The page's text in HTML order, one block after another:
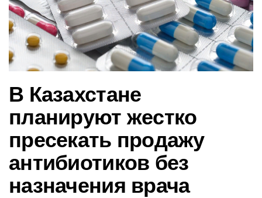
В Казахстане
планируют жестко
пресекать продажу
антибиотиков без
назначения врача